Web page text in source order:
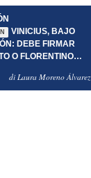
VINICIUS, BAJO
DEBE FIRMAR
O FLORENTINO
di Laura Moreno Álvarez